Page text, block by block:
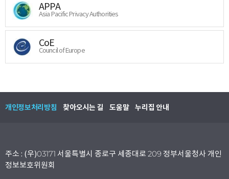
APPA
Asia Pacific Privacy Authorities
CoE
Council of Europe
개인정보처리방침 찾아오시는 길 도움말 누리집 안내
주소 : (우)03171 서울특별시 종로구 세종대로 209 정부서울청사 개인
정보보호위원회